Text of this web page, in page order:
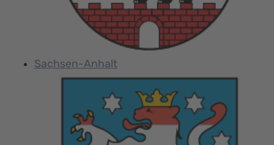
Sachsen-Anhalt